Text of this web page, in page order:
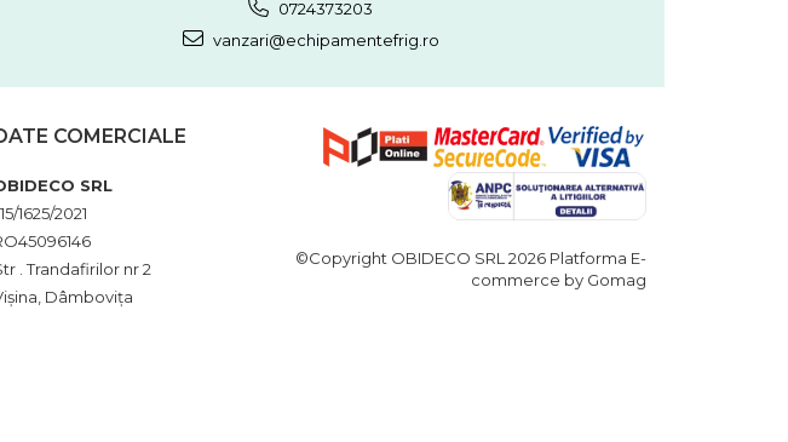
0724373203
vanzari@echipamentefrig.ro
COMERCIALE
SRL
1625/2021
. Trandafirilor nr 2
Dâmbovița
©Copyright OBIDECO SRL 2026 Platforma E-
commerce by Gomag